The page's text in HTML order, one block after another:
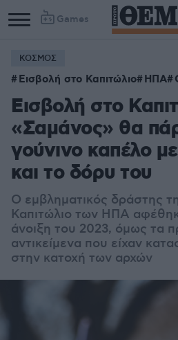
Games
ΚΟΣΜΟΣ
Εισβολή στο Καπιτώλιο ΗΠΑ
Εισβολή στο
«Σαμάνος» θα
γούνινο καπέλο
και το δόρυ του
Ο εμβληματικός δράστης
Καπιτώλιο των ΗΠΑ
άνοιξη του 2023, όμως τα
αντικείμενα που είχαν
στην κατοχή των αρχών